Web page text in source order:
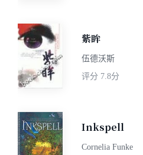
紫眸
伍德沃斯
评分 7.8分
Inkspell
Cornelia Funke